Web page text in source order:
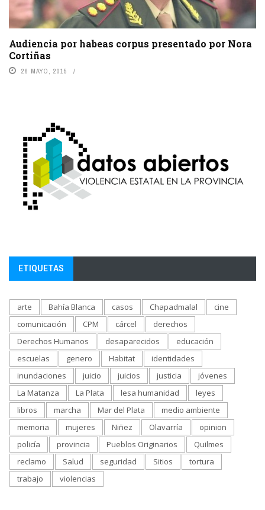
Audiencia por habeas corpus presentado por Nora
Cortiñas
26 MAYO, 2015
ETIQUETAS
arte Bahía Blanca casos Chapadmalal
cine
comunicación
CPM cárcel
derechos
Derechos Humanos
desaparecidos
educación
escuelas
genero Habitat
identidades
inundaciones
juicio juicios justicia
jóvenes
La Matanza
La Plata lesa humanidad
leyes
libros
marcha Mar del Plata
medio ambiente
memoria
mujeres Niñez Olavarría
opinion
policía
provincia Pueblos Originarios
Quilmes
reclamo
Salud seguridad Sitios
tortura
trabajo
violencias